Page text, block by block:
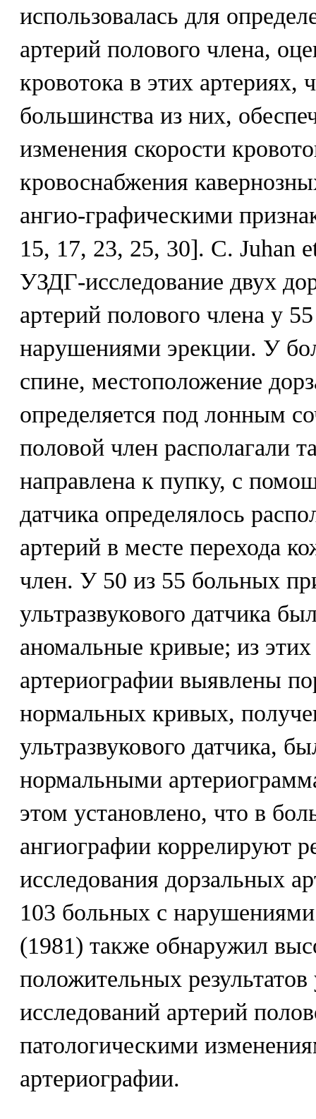
использовалась для
артерий полового члена,
кровотока в этих
большинства из них,
изменения скорости
кровоснабжения
ангио-графическими
15, 17, 23, 25, 30]. С. Juhan
УЗДГ-исследование двух
артерий полового члена у
нарушениями эрекции. У
спине, местоположение
определяется под лонным
половой член располагали
направлена к пупку, с
датчика определялось
артерий в месте перехода
член. У 50 из 55 больных
ультразвукового датчика
аномальные кривые; из
артериографии выявлены
нормальных кривых,
ультразвукового датчика,
нормальными
этом установлено, что в
ангиографии коррелируют
исследования дорзальных
103 больных с
(1981) также обнаружил
положительных результатов
исследований артерий
патологическими
артериографии.